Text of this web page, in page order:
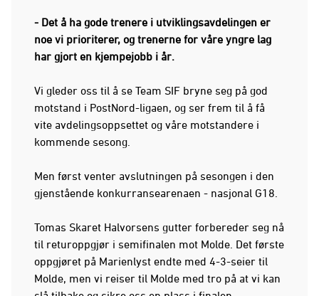
- Det å ha gode trenere i utviklingsavdelingen er
noe vi prioriterer, og trenerne for våre yngre lag
har gjort en kjempejobb i år.
Vi gleder oss til å se Team SIF bryne seg på god
motstand i PostNord-ligaen, og ser frem til å få
vite avdelingsoppsettet og våre motstandere i
kommende sesong.
Men først venter avslutningen på sesongen i den
gjenstående konkurransearenaen - nasjonal G18.
Tomas Skaret Halvorsens gutter forbereder seg nå
til returoppgjør i semifinalen mot Molde. Det første
oppgjøret på Marienlyst endte med 4-3-seier til
Molde, men vi reiser til Molde med tro på at vi kan